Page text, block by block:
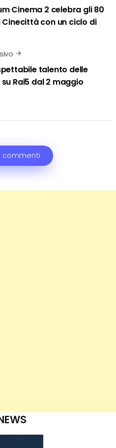
Cinema 2 celebra gli 80
Cinecittà con un ciclo di
talento delle
Rai5 dal 2 maggio
commenti